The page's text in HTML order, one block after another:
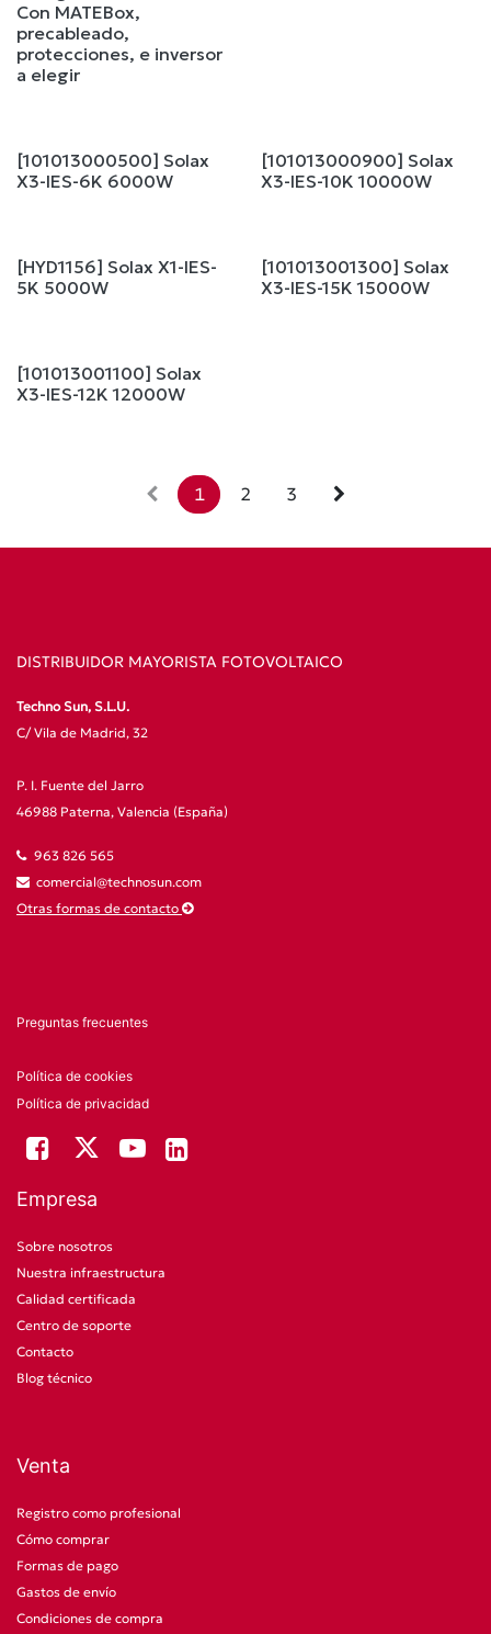
Con MATEBox,
precableado,
protecciones, e inversor
a elegir
[101013000500] Solax
X3-IES-6K 6000W
[101013000900] Solax
X3-IES-10K 10000W
[HYD1156] Solax X1-IES-
5K 5000W
[101013001300] Solax
X3-IES-15K 15000W
[101013001100] Solax
X3-IES-12K 12000W
1 2 3
DISTRIBUIDOR MAYORISTA FOTOVOLTAICO
Techno Sun, S.L.U.
C/ Vila de Madrid, 32
P. I. Fuente del Jarro
46988 Paterna, Valencia (España)
963 826 565
comercial@technosun.com
Otras formas de contacto
Preguntas frecuentes
Política de cookies
Política de privacidad
Empresa
Sobre nosotros
Nuestra infraestructura
Calidad certificada
Centro de soporte
Contacto
Blog técnico
Venta
Registro como profesional
Cómo comprar
Formas de pago
Gastos de envío
Condiciones de compra